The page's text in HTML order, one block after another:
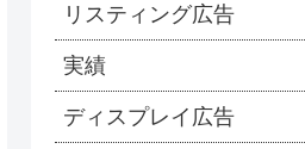
リスティング広告
実績
ディスプレイ広告